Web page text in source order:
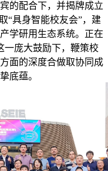
的配合下，并揭牌成立
“具身智能校友会”，建
学研用生态系统。正在
一庞大鼓励下，鞭策校
面的深度合做取协同成
底蕴。